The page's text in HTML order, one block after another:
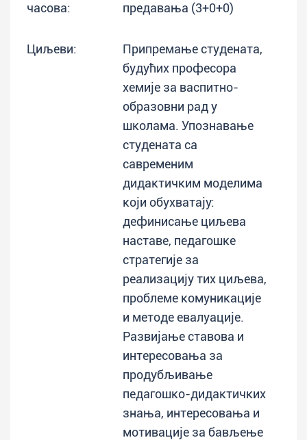
часова:
предавања (3+0+0)
Циљеви:
Припремање студената,
будућих професора
хемије за васпитно-
образовни рад у
школама. Упознавање
студената са
савременим
дидактичким моделима
који обухватају:
дефинисање циљева
наставе, педагошке
стратегије за
реализацију тих циљева,
проблеме комуникације
и методе евалуације.
Развијање ставова и
интересовања за
продубљивање
педагошко-дидактичких
знања, интересовања и
мотивације за бављење